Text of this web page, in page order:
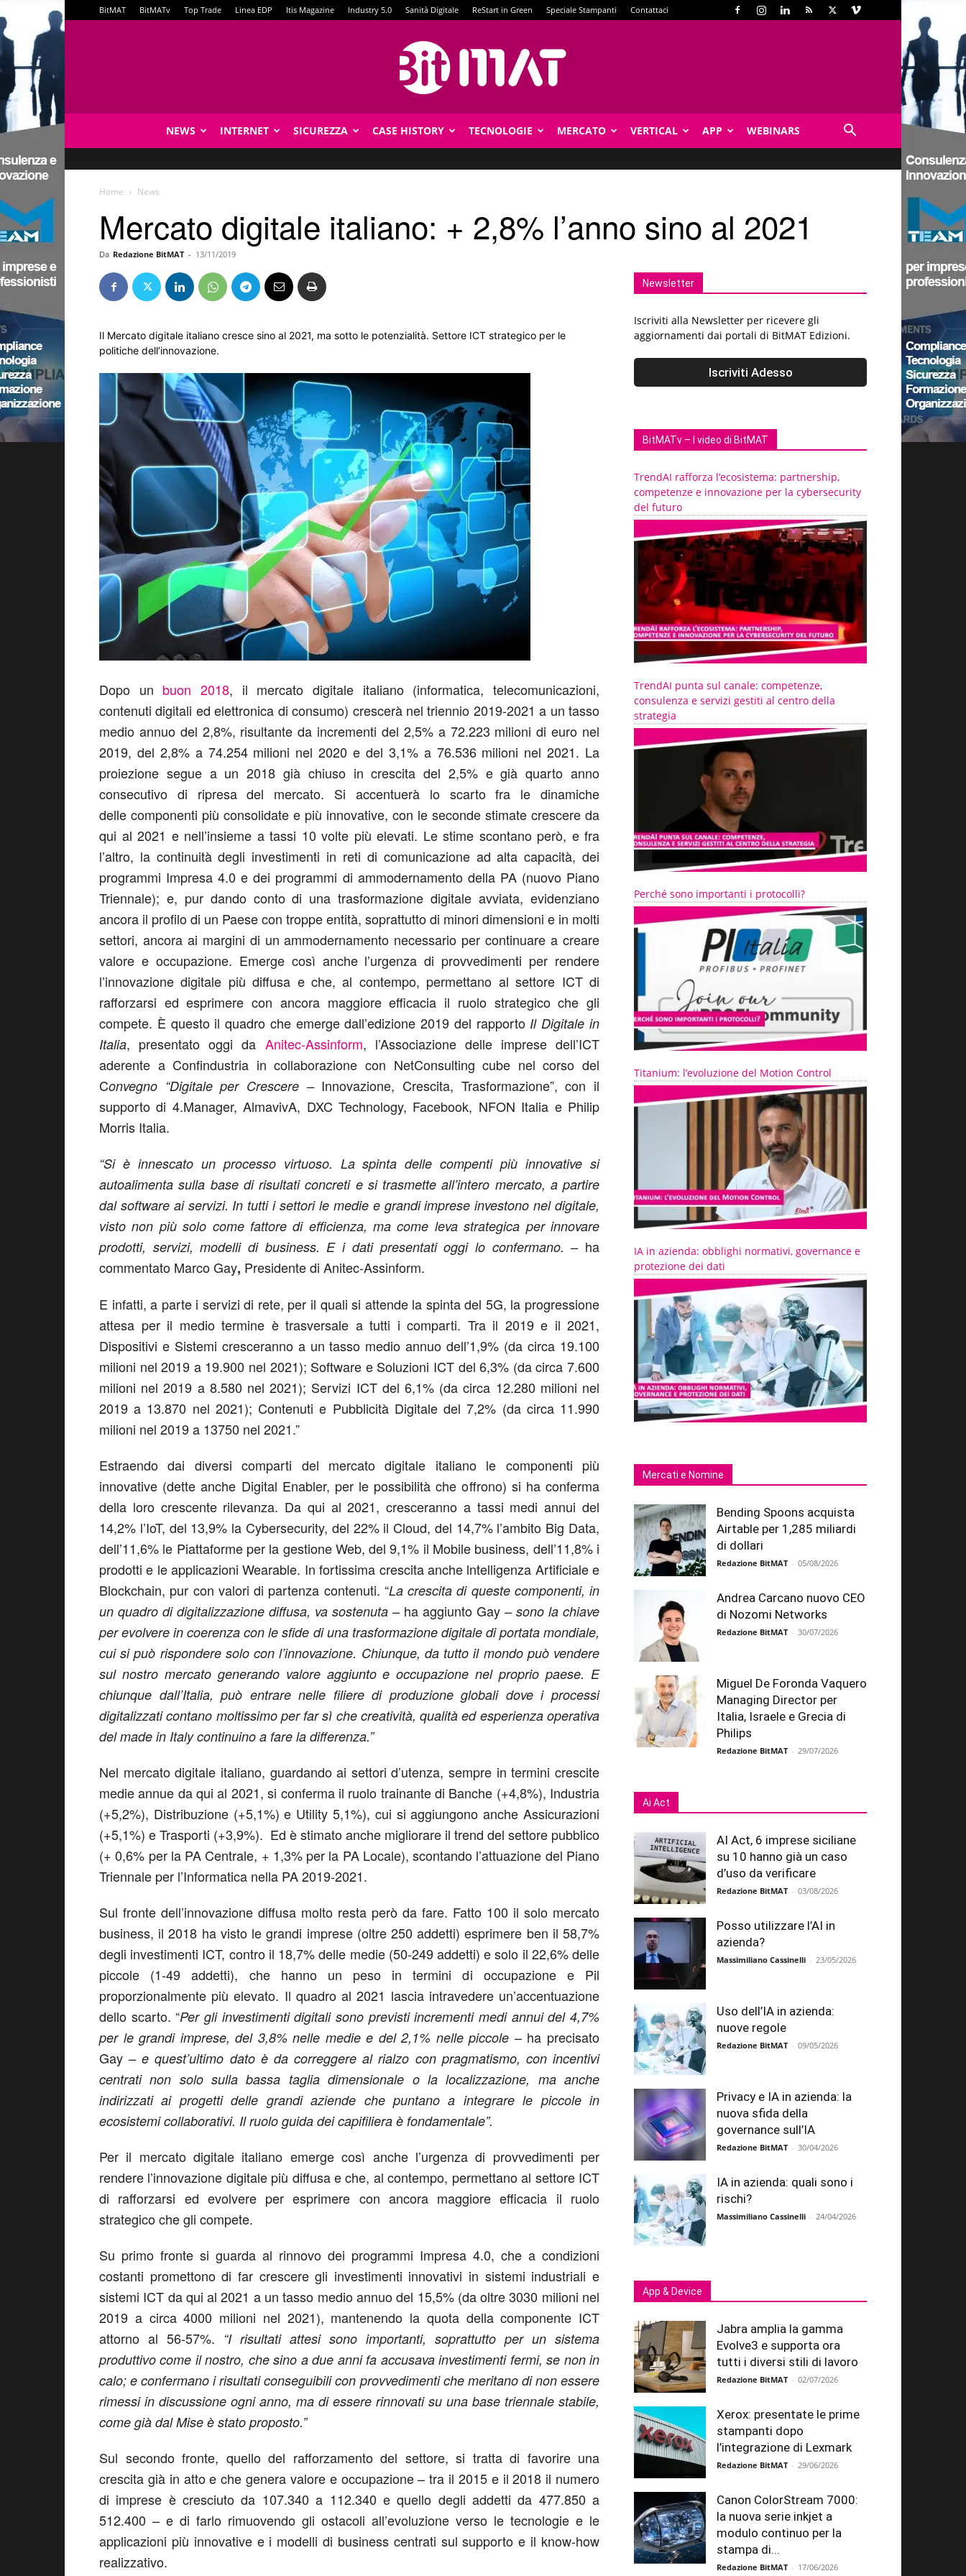
BitMAT BitMATv Top Trade Linea EDP Itis Magazine Industry 5.0 Sanità Digitale ReStart in Green Speciale Stampanti Contattaci
NEWS INTERNET SICUREZZA CASE HISTORY TECNOLOGIE MERCATO VERTICAL APP WEBINARS
Home News
Mercato digitale italiano: + 2,8% l’anno sino al 2021
Da Redazione BitMAT - 13/11/2019
Il Mercato digitale italiano cresce sino al 2021, ma sotto le potenzialità. Settore ICT strategico per le
politiche dell’innovazione.
Dopo un buon 2018, il mercato digitale italiano (informatica, telecomunicazioni,
contenuti digitali ed elettronica di consumo) crescerà nel triennio 2019-2021 a un tasso
medio annuo del 2,8%, risultante da incrementi del 2,5% a 72.223 milioni di euro nel
2019, del 2,8% a 74.254 milioni nel 2020 e del 3,1% a 76.536 milioni nel 2021. La
proiezione segue a un 2018 già chiuso in crescita del 2,5% e già quarto anno
consecutivo di ripresa del mercato. Si accentuerà lo scarto fra le dinamiche
delle componenti più consolidate e più innovative, con le seconde stimate crescere da
qui al 2021 e nell’insieme a tassi 10 volte più elevati. Le stime scontano però, e fra
l’altro, la continuità degli investimenti in reti di comunicazione ad alta capacità, dei
programmi Impresa 4.0 e dei programmi di ammodernamento della PA (nuovo Piano
Triennale); e, pur dando conto di una trasformazione digitale avviata, evidenziano
ancora il profilo di un Paese con troppe entità, soprattutto di minori dimensioni e in molti
settori, ancora ai margini di un ammodernamento necessario per continuare a creare
valore e occupazione. Emerge così anche l’urgenza di provvedimenti per rendere
l’innovazione digitale più diffusa e che, al contempo, permettano al settore ICT di
rafforzarsi ed esprimere con ancora maggiore efficacia il ruolo strategico che gli
compete. È questo il quadro che emerge dall’edizione 2019 del rapporto Il Digitale in
Italia, presentato oggi da Anitec-Assinform, l’Associazione delle imprese dell’ICT
aderente a Confindustria in collaborazione con NetConsulting cube nel corso del
Convegno “Digitale per Crescere – Innovazione, Crescita, Trasformazione”, con il
supporto di 4.Manager, AlmavivA, DXC Technology, Facebook, NFON Italia e Philip
Morris Italia.
“Si è innescato un processo virtuoso. La spinta delle compenti più innovative si
autoalimenta sulla base di risultati concreti e si trasmette all’intero mercato, a partire
dal software ai servizi. In tutti i settori le medie e grandi imprese investono nel digitale,
visto non più solo come fattore di efficienza, ma come leva strategica per innovare
prodotti, servizi, modelli di business. E i dati presentati oggi lo confermano. –ha
commentato Marco Gay, Presidente di Anitec-Assinform.
E infatti, a parte i servizi di rete, per il quali si attende la spinta del 5G, la progressione
attesa per il medio termine è trasversale a tutti i comparti. Tra il 2019 e il 2021,
Dispositivi e Sistemi cresceranno a un tasso medio annuo dell’1,9% (da circa 19.100
milioni nel 2019 a 19.900 nel 2021); Software e Soluzioni ICT del 6,3% (da circa 7.600
milioni nel 2019 a 8.580 nel 2021); Servizi ICT del 6,1% (da circa 12.280 milioni nel
2019 a 13.870 nel 2021); Contenuti e Pubblicità Digitale del 7,2% (da circa 11.990
milioni nel 2019 a 13750 nel 2021.”
Estraendo dai diversi comparti del mercato digitale italiano le componenti più
innovative (dette anche Digital Enabler, per le possibilità che offrono) si ha conferma
della loro crescente rilevanza. Da qui al 2021, cresceranno a tassi medi annui del
14,2% l’IoT, del 13,9% la Cybersecurity, del 22% il Cloud, del 14,7% l’ambito Big Data,
dell’11,6% le Piattaforme per la gestione Web, del 9,1% il Mobile business, dell’11,8% i
prodotti e le applicazioni Wearable. In fortissima crescita anche lntelligenza Artificiale e
Blockchain, pur con valori di partenza contenuti. “La crescita di queste componenti, in
un quadro di digitalizzazione diffusa, va sostenuta – ha aggiunto Gay – sono la chiave
per evolvere in coerenza con le sfide di una trasformazione digitale di portata mondiale,
cui si può rispondere solo con l’innovazione. Chiunque, da tutto il mondo può vendere
sul nostro mercato generando valore aggiunto e occupazione nel proprio paese. E
chiunque dall’Italia, può entrare nelle filiere di produzione globali dove i processi
digitalizzati contano moltissimo per far sì che creatività, qualità ed esperienza operativa
del made in Italy continuino a fare la differenza.”
Nel mercato digitale italiano, guardando ai settori d’utenza, sempre in termini crescite
medie annue da qui al 2021, si conferma il ruolo trainante di Banche (+4,8%), Industria
(+5,2%), Distribuzione (+5,1%) e Utility 5,1%), cui si aggiungono anche Assicurazioni
(+5,1%) e Trasporti (+3,9%). Ed è stimato anche migliorare il trend del settore pubblico
(+ 0,6% per la PA Centrale, + 1,3% per la PA Locale), scontando l’attuazione del Piano
Triennale per l’Informatica nella PA 2019-2021.
Sul fronte dell’innovazione diffusa molto resta però da fare. Fatto 100 il solo mercato
business, il 2018 ha visto le grandi imprese (oltre 250 addetti) esprimere ben il 58,7%
degli investimenti ICT, contro il 18,7% delle medie (50-249 addetti) e solo il 22,6% delle
piccole (1-49 addetti), che hanno un peso in termini di occupazione e Pil
proporzionalmente più elevato. Il quadro al 2021 lascia intravedere un’accentuazione
dello scarto. “Per gli investimenti digitali sono previsti incrementi medi annui del 4,7%
per le grandi imprese, del 3,8% nelle medie e del 2,1% nelle piccole – ha precisato
Gay– e quest’ultimo dato è da correggere al rialzo con pragmatismo, con incentivi
centrati non solo sulla bassa taglia dimensionale o la localizzazione, ma anche
indirizzati ai progetti delle grandi aziende che puntano a integrare le piccole in
ecosistemi collaborativi. Il ruolo guida dei capifiliera è fondamentale”.
Per il mercato digitale italiano emerge così anche l’urgenza di provvedimenti per
rendere l’innovazione digitale più diffusa e che, al contempo, permettano al settore ICT
di rafforzarsi ed evolvere per esprimere con ancora maggiore efficacia il ruolo
strategico che gli compete.
Su primo fronte si guarda al rinnovo dei programmi Impresa 4.0, che a condizioni
costanti promettono di far crescere gli investimenti innovativi in sistemi industriali e
sistemi ICT da qui al 2021 a un tasso medio annuo del 15,5% (da oltre 3030 milioni nel
2019 a circa 4000 milioni nel 2021), mantenendo la quota della componente ICT
attorno al 56-57%. “I risultati attesi sono importanti, soprattutto per un sistema
produttivo come il nostro, che sino a due anni fa accusava investimenti fermi, se non in
calo; e confermano i risultati conseguibili con provvedimenti che meritano di non essere
rimessi in discussione ogni anno, ma di essere rinnovati su una base triennale stabile,
come già dal Mise è stato proposto.”
Sul secondo fronte, quello del rafforzamento del settore, si tratta di favorire una
crescita già in atto e che genera valore e occupazione – tra il 2015 e il 2018 il numero
di imprese è cresciuto da 107.340 a 112.340 e quello degli addetti da 477.850 a
512.400 – e di farlo rimuovendo gli ostacoli all’evoluzione verso le tecnologie e le
applicazioni più innovative e i modelli di business centrati sul supporto e il know-how
realizzativo.
Newsletter
Iscriviti alla Newsletter per ricevere gli
aggiornamenti dai portali di BitMAT Edizioni.
BitMATv – I video di BitMAT
TrendAI rafforza l’ecosistema: partnership,
competenze e innovazione per la cybersecurity
del futuro
TrendAI punta sul canale: competenze,
consulenza e servizi gestiti al centro della
strategia
Perché sono importanti i protocolli?
Titanium: l’evoluzione del Motion Control
IA in azienda: obblighi normativi, governance e
protezione dei dati
Mercati e Nomine
Bending Spoons acquista
Airtable per 1,285 miliardi
di dollari
Redazione BitMAT - 05/08/2026
Andrea Carcano nuovo CEO
di Nozomi Networks
Redazione BitMAT - 30/07/2026
Miguel De Foronda Vaquero
Managing Director per
Italia, Israele e Grecia di
Philips
Redazione BitMAT - 29/07/2026
Ai Act
AI Act, 6 imprese siciliane
su 10 hanno già un caso
d’uso da verificare
Redazione BitMAT - 03/08/2026
Posso utilizzare l’AI in
azienda?
Massimiliano Cassinelli - 23/05/2026
Uso dell’IA in azienda:
nuove regole
Redazione BitMAT - 09/05/2026
Privacy e IA in azienda: la
nuova sfida della
governance sull’IA
Redazione BitMAT - 30/04/2026
IA in azienda: quali sono i
rischi?
Massimiliano Cassinelli - 24/04/2026
App & Device
Jabra amplia la gamma
Evolve3 e supporta ora
tutti i diversi stili di lavoro
Redazione BitMAT - 02/07/2026
Xerox: presentate le prime
stampanti dopo
l’integrazione di Lexmark
Redazione BitMAT - 29/06/2026
Canon ColorStream 7000:
la nuova serie inkjet a
modulo continuo per la
stampa di...
Redazione BitMAT - 17/06/2026